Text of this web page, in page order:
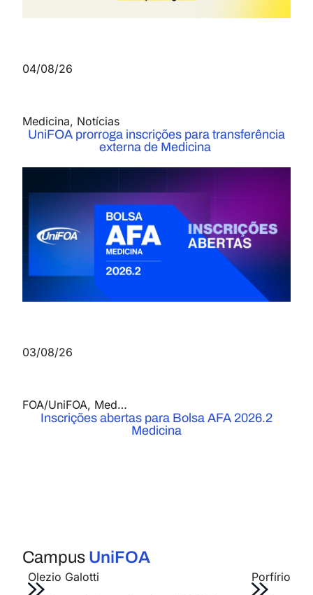
04/08/26
Medicina, Notícias
UniFOA prorroga inscrições para transferência
externa de Medicina
03/08/26
FOA/UniFOA, Medicina
Inscrições abertas para Bolsa AFA 2026.2
Medicina
Campus UniFOA
Olezio Galotti
Porfírio